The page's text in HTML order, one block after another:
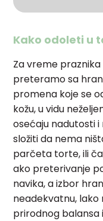
Kako odoleti u
Za vreme
preteramo sa
promena koje se
kožu, u vidu
osećaju nadutosti i
složiti da nema
parčeta torte, ili
ako preterivanje
navika, a izbor
neadekvatnu,
prirodnog balansa